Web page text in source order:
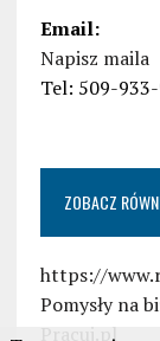
Email:
Napisz maila
Tel: 509-
ZOBACZ
https://
Pomysły na
Pracuj.pl